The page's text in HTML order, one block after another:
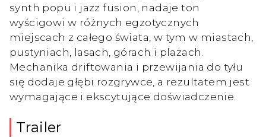
synth popu i jazz fusion, nadaje ton
wyścigowi w różnych egzotycznych
miejscach z całego świata, w tym w miastach,
pustyniach, lasach, górach i plażach.
Mechanika driftowania i przewijania do tyłu
się dodaje głębi rozgrywce, a rezultatem jest
wymagające i ekscytujące doświadczenie.
Trailer